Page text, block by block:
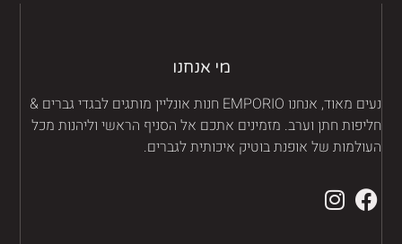
מי אנחנו
נעים מאוד, אנחנו EMPORIO חנות אונליין מותגים לבגדי גברים &
חתן וערב. מזמינים אתכם אל הסניף הראשי וליהנות מכל
של אופנת בוטיק איכותית לגברים.